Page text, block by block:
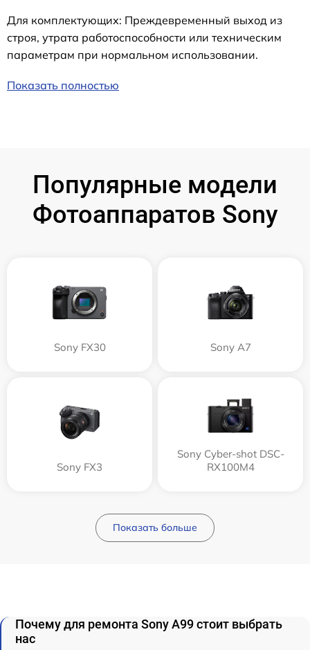
Для комплектующих: Преждевременный выход из
строя, утрата работоспособности или техническим
параметрам при нормальном использовании.
Показать полностью
Популярные модели
Фотоаппаратов Sony
Sony FX30 Sony A7
Sony FX3
Sony Cyber-shot DSC-
RX100M4
Показать больше
Почему для ремонта Sony A99 стоит выбрать
нас